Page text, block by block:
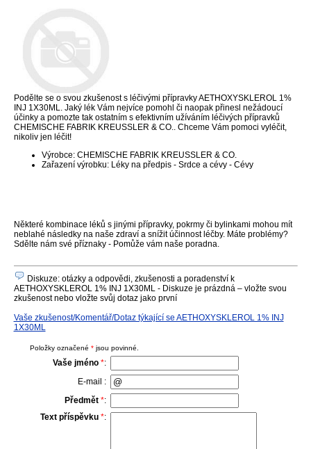
Podělte se o svou zkušenost s léčivými přípravky AETHOXYSKLEROL 1%
INJ 1X30ML. Jaký lék Vám nejvíce pomohl či naopak přinesl nežádoucí
účinky a pomozte tak ostatním s efektivním užíváním léčivých přípravků
CHEMISCHE FABRIK KREUSSLER & CO.. Chceme Vám pomoci vyléčit,
nikoliv jen léčit!
Výrobce: CHEMISCHE FABRIK KREUSSLER & CO.
Zařazení výrobku: Léky na předpis - Srdce a cévy - Cévy
Některé kombinace léků s jinými přípravky, pokrmy či bylinkami mohou mít
neblahé následky na naše zdraví a snížit účinnost léčby. Máte problémy?
Sdělte nám své příznaky - Pomůže vám naše poradna.
Diskuze: otázky a odpovědi, zkušenosti a poradenství k
AETHOXYSKLEROL 1% INJ 1X30ML - Diskuze je prázdná – vložte svou
zkušenost nebo vložte svůj dotaz jako první
Vaše zkušenost/Komentář/Dotaz týkající se AETHOXYSKLEROL 1% INJ
1X30ML
Položky označené * jsou povinné.
Vaše jméno *:
E-mail :
Předmět *:
Text příspěvku *: